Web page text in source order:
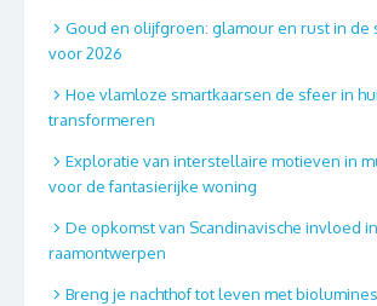
Goud en olijfgroen: glamour en rust in de
voor 2026
Hoe vlamloze smartkaarsen de sfeer in
transformeren
Exploratie van interstellaire motieven in
voor de fantasierijke woning
De opkomst van Scandinavische invloed
raamontwerpen
Breng je nachthof tot leven met